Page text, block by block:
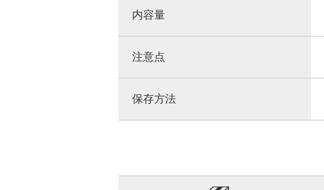
内容量
注意点
保存方法